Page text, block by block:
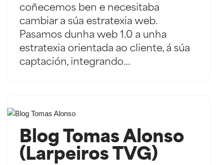
coñecemos ben e necesitaba
cambiar a súa estratexia web.
Pasamos dunha web 1.0 a unha
estratexia orientada ao cliente, á súa
captación, integrando…
Blog Tomas Alonso
(Larpeiros TVG)